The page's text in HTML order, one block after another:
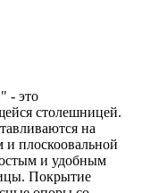
- это
столешницей.
на
и плоскоовальной
и удобным
Покрытие